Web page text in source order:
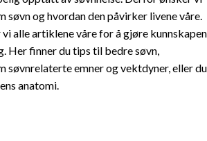
søvn og hvordan den påvirker livene våre.
vi alle artiklene våre for å gjøre kunnskapen
Her finner du tips til bedre søvn,
søvnrelaterte emner og vektdyner, eller du
anatomi.